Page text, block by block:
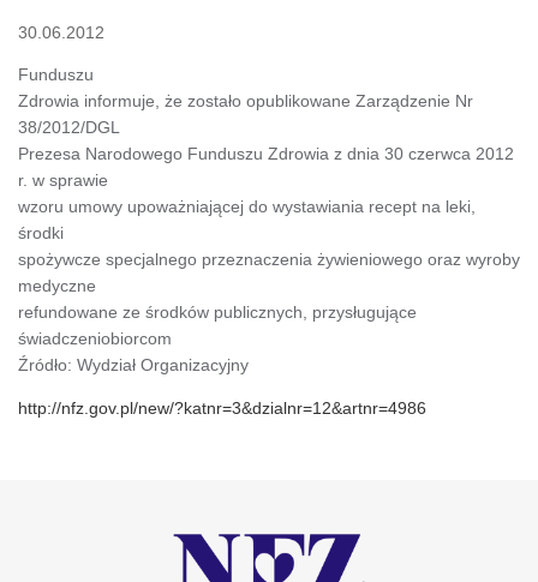
30.06.2012
Funduszu
Zdrowia informuje, że zostało opublikowane Zarządzenie Nr
38/2012/DGL
Prezesa Narodowego Funduszu Zdrowia z dnia 30 czerwca 2012
r. w sprawie
wzoru umowy upoważniającej do wystawiania recept na leki,
środki
spożywcze specjalnego przeznaczenia żywieniowego oraz wyroby
medyczne
refundowane ze środków publicznych, przysługujące
świadczeniobiorcom
Źródło: Wydział Organizacyjny
http://nfz.gov.pl/new/?katnr=3&dzialnr=12&artnr=4986